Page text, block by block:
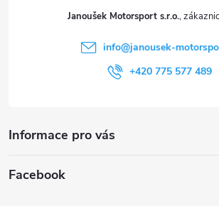
Janoušek Motorsport s.r.o.
info@janousek-
+420 775 577 489
Informace pro vás
Facebook